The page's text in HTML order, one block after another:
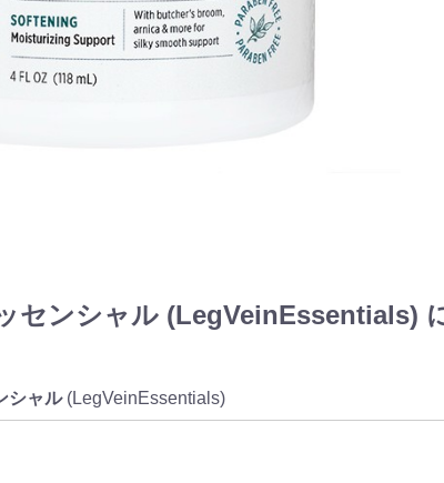
センシャル (LegVeinEssentials)
シャル(LegVeinEssentials)